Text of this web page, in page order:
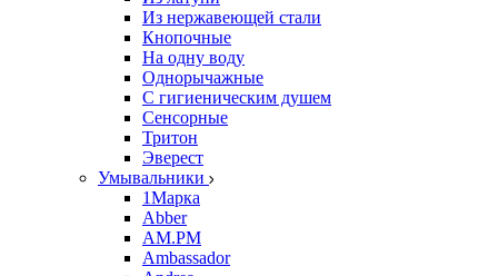
Из нержавеющей стали
Кнопочные
На одну воду
Однорычажные
С гигиеническим душем
Сенсорные
Тритон
Эверест
Умывальники
1Марка
Abber
AM.PM
Ambassador